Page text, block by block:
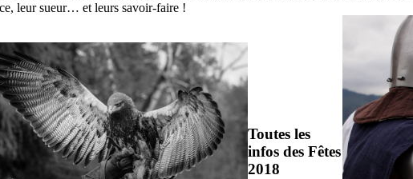
leur sueur… et leurs savoir-faire !
Toutes les
infos des Fêtes
2018